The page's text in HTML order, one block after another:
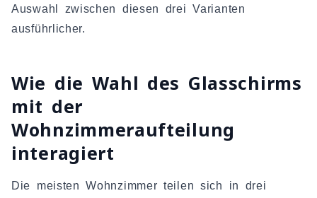
Auswahl zwischen diesen drei Varianten
ausführlicher.
Wie die Wahl des Glasschirms
mit der
Wohnzimmeraufteilung
interagiert
Die meisten Wohnzimmer teilen sich in drei